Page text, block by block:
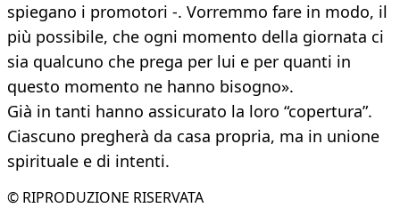
spiegano i promotori -. Vorremmo fare in modo, il
più possibile, che ogni momento della giornata ci
sia qualcuno che prega per lui e per quanti in
questo momento ne hanno bisogno».
Già in tanti hanno assicurato la loro “copertura”.
Ciascuno pregherà da casa propria, ma in unione
spirituale e di intenti.
© RIPRODUZIONE RISERVATA